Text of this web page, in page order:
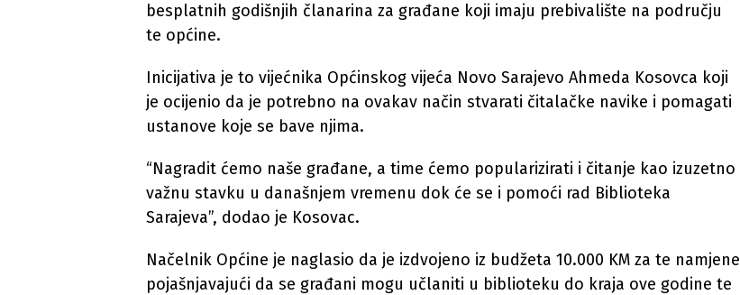
besplatnih godišnjih članarina za građane koji imaju prebivalište na području
te općine.
Inicijativa je to vijećnika Općinskog vijeća Novo Sarajevo Ahmeda Kosovca koji
je ocijenio da je potrebno na ovakav način stvarati čitalačke navike i pomagati
ustanove koje se bave njima.
“Nagradit ćemo naše građane, a time ćemo popularizirati i čitanje kao izuzetno
važnu stavku u današnjem vremenu dok će se i pomoći rad Biblioteka
Sarajeva”, dodao je Kosovac.
Načelnik Općine je naglasio da je izdvojeno iz budžeta 10.000 KM za te namjene
pojašnjavajući da se građani mogu učlaniti u biblioteku do kraja ove godine te